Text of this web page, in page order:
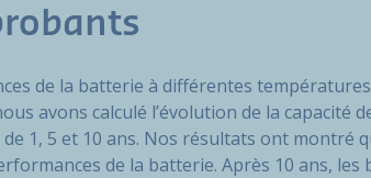
de la batterie à différentes
avons calculé l’évolution de la capacité
1, 5 et 10 ans. Nos résultats ont montré
de la batterie. Après 10 ans, les